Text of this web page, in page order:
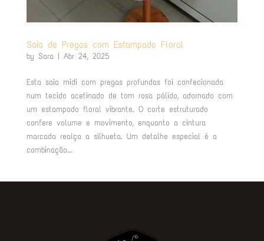
Saia de Pregas com Estampado Floral
by Sara| Abr 24, 2025
Esta saia midi com pregas profundas foi confecionada
num tecido acetinado de tom rosa pálido, adornado com
um estampado floral vibrante. O corte estruturado
confere volume e movimento, enquanto a cintura
marcada realça a silhueta. Um detalhe especial é a
combinação...